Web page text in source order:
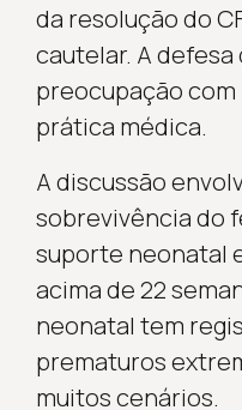
da resolução do
cautelar. A
preocupação
prática médica.
A discussão
sobrevivência do
suporte neonatal
acima de 22
neonatal tem
prematuros
muitos cenários.